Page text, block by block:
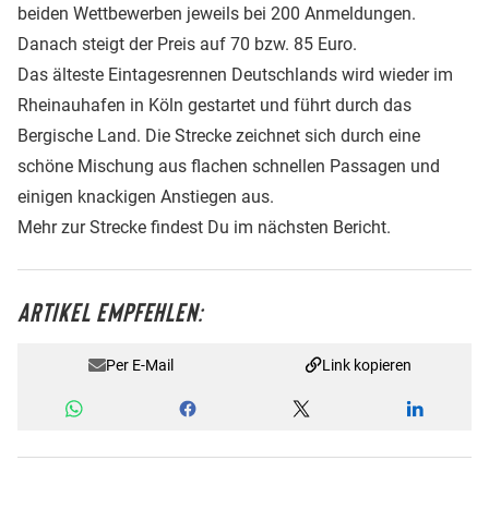
beiden Wettbewerben jeweils bei 200 Anmeldungen.
Danach steigt der Preis auf 70 bzw. 85 Euro.
Das älteste Eintagesrennen Deutschlands wird wieder im
Rheinauhafen in Köln gestartet und führt durch das
Bergische Land. Die Strecke zeichnet sich durch eine
schöne Mischung aus flachen schnellen Passagen und
einigen knackigen Anstiegen aus.
Mehr zur Strecke findest Du im nächsten Bericht.
ARTIKEL EMPFEHLEN:
Per E-Mail Link kopieren